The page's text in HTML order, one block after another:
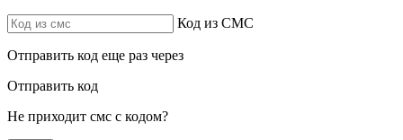
Код из СМС
Отправить код еще раз через
Отправить код
Не приходит смс с кодом?